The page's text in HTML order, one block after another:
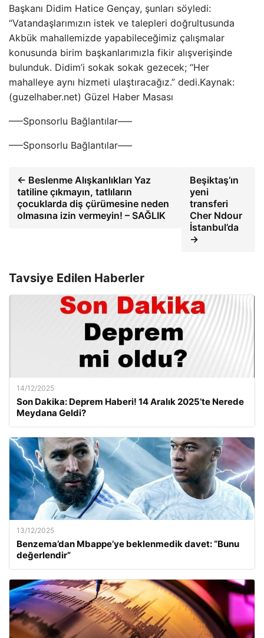
Başkanı Didim Hatice Gençay, şunları söyledi:
“Vatandaşlarımızın istek ve talepleri doğrultusunda
Akbük mahallemizde yapabileceğimiz çalışmalar
konusunda birim başkanlarımızla fikir alışverişinde
bulunduk. Didim’i sokak sokak gezecek; “Her
mahalleye aynı hizmeti ulaştıracağız.” dedi.Kaynak:
(guzelhaber.net) Güzel Haber Masası
—–Sponsorlu Bağlantılar—–
—–Sponsorlu Bağlantılar—–
← Beslenme Alışkanlıkları Yaz
tatiline çıkmayın, tatlıların
çocuklarda diş çürümesine neden
olmasına izin vermeyin! – SAĞLIK
Beşiktaş’ın
yeni
transferi
Cher Ndour
İstanbul’da
→
Tavsiye Edilen Haberler
14/12/2025
Son Dakika: Deprem Haberi! 14 Aralık 2025’te Nerede
Meydana Geldi?
13/12/2025
Benzema’dan Mbappe’ye beklenmedik davet: “Bunu
değerlendir”